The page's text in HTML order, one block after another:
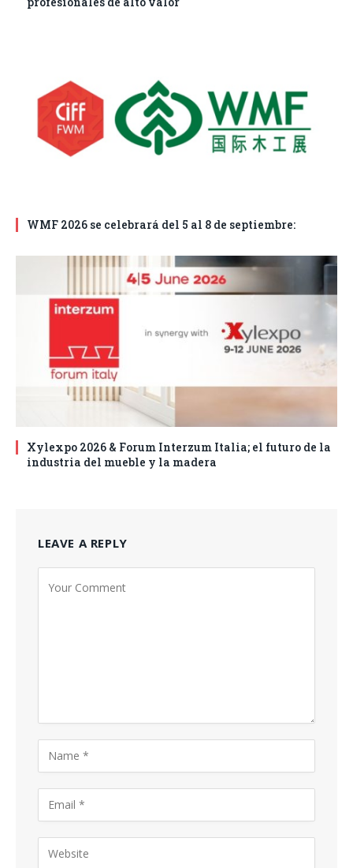
WMF 2026 se celebrará del 5 al 8 de septiembre:
Xylexpo 2026 & Forum Interzum Italia; el futuro de la
industria del mueble y la madera
LEAVE A REPLY